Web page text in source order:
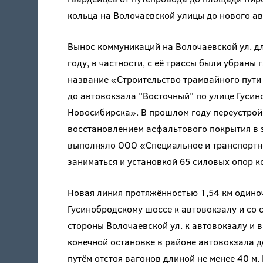
кольца на Волочаевской улицы до нового
Вынос коммуникаций на Волочаевской ул.
году, в частности, с её трассы были
название «Строительство трамвайного
до автовокзала "Восточный" по улице
Новосибирска». В прошлом году
восстановлением асфальтового покрытия
выполняло ООО «Специальное и
заниматься и установкой 65 силовых опор
Новая линия протяжённостью 1,54 км
Гусинобродскому шоссе к автовокзалу и
стороны Волочаевской ул. к автовокзалу
конечной остановке в районе автовокзала
путём отстоя вагонов длиной не менее 40